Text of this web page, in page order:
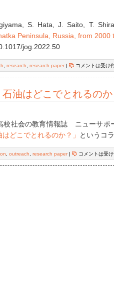
S. Hata, J. Saito, T.
Peninsula, Russia, from 2000
jog.2022.50
, research, research paper| コメントは受け
油はどこでとれるのか
校社会の教育情報誌 ニューサポ
どこでとれるのか？」
というコ
, outreach, research paper| コメントは受け